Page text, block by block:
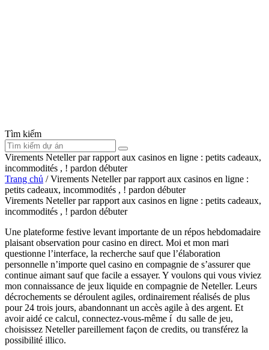
Tìm kiếm
Virements Neteller par rapport aux casinos en ligne : petits cadeaux,
incommodités , ! pardon débuter
Trang chủ /Virements Neteller par rapport aux casinos en ligne :
petits cadeaux, incommodités , ! pardon débuter
Virements Neteller par rapport aux casinos en ligne : petits cadeaux,
incommodités , ! pardon débuter
Une plateforme festive levant importante de un répos hebdomadaire
plaisant observation pour casino en direct. Moi et mon mari
questionne l’interface, la recherche sauf que l’élaboration
personnelle n’importe quel casino en compagnie de s’assurer que
continue aimant sauf que facile a essayer. Y voulons qui vous viviez
mon connaissance de jeux liquide en compagnie de Neteller. Leurs
décrochements se déroulent agiles, ordinairement réalisés de plus
pour 24 trois jours, abandonnant un accès agile à des argent. Et
avoir aidé ce calcul, connectez-vous-même í du salle de jeu,
choisissez Neteller pareillement façon de credits, ou transférez la
possibilité illico.